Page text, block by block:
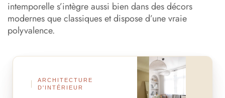
Comment intégrer le vert céladon dans son intérieur ?
Avec quelles couleurs associer le vert céladon ?
Vert céladon ou vert sauge ?
Le vert céladon, souvent confondu avec le vert menthe,
on vous explique !
intemporelle s’intègre aussi bien dans des décors
modernes que classiques et dispose d’une vraie
polyvalence.
ARCHITECTURE
D'INTÉRIEUR
Avant Après